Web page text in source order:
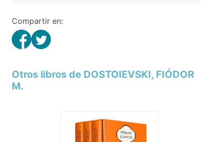
Compartir en:
Otros libros de DOSTOIEVSKI, FIÓDOR
M.